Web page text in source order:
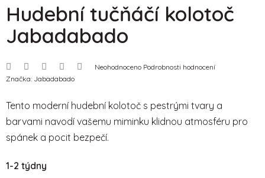
Hudební tučňáčí kolotoč
Jabadabado
Průměrné
0,0
z
5
hvězdiček.
Neohodnoceno Podrobnosti hodnocení
Značka: Jabadabado
Tento moderní hudební kolotoč s pestrými tvary a
barvami navodí vašemu miminku klidnou atmosféru pro
spánek a pocit bezpečí.
1-2 týdny